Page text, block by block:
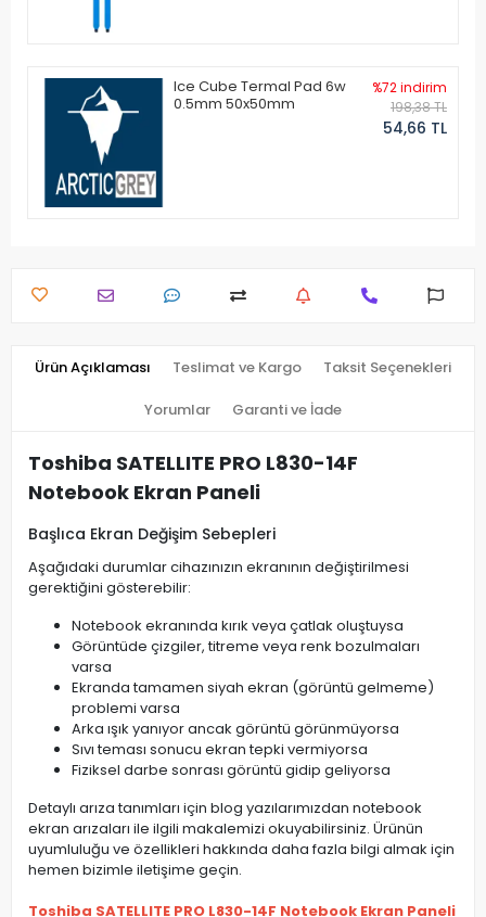
Ice Cube Termal Pad 6w
0.5mm 50x50mm
%72 indirim
198,38 TL
54,66 TL
Ürün Açıklaması Teslimat ve Kargo Taksit Seçenekleri
Yorumlar Garanti ve İade
Toshiba SATELLITE PRO L830-14F
Notebook Ekran Paneli
Başlıca Ekran Değişim Sebepleri
Aşağıdaki durumlar cihazınızın ekranının değiştirilmesi
gerektiğini gösterebilir:
Notebook ekranında kırık veya çatlak oluştuysa
Görüntüde çizgiler, titreme veya renk bozulmaları
varsa
Ekranda tamamen siyah ekran (görüntü gelmeme)
problemi varsa
Arka ışık yanıyor ancak görüntü görünmüyorsa
Sıvı teması sonucu ekran tepki vermiyorsa
Fiziksel darbe sonrası görüntü gidip geliyorsa
Detaylı arıza tanımları için blog yazılarımızdan notebook
ekran arızaları ile ilgili makalemizi okuyabilirsiniz. Ürünün
uyumluluğu ve özellikleri hakkında daha fazla bilgi almak için
hemen bizimle iletişime geçin.
Toshiba SATELLITE PRO L830-14F Notebook Ekran Paneli